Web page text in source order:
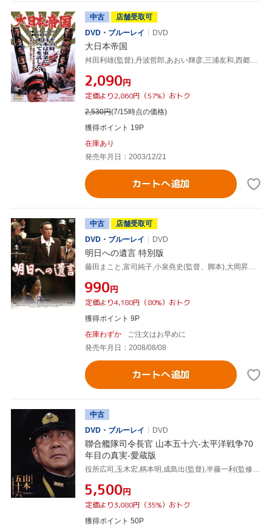
中古
店舗受取可
DVD・ブルーレイ
DVD
大日本帝国
舛田利雄(監督),丹波哲郎,あおい輝彦,三浦友和,西郷輝彦,篠田三郎,関根恵子,笠原和夫(脚本)
¥2,090円
定価より2,860円（57%）おトク
2,530円(7/15時点の価格)
獲得ポイント 19P
在庫あり
発売年月日：2003/12/21
カートへ追加
中古
店舗受取可
DVD・ブルーレイ
DVD
明日への遺言 特別版
藤田まこと,富司純子,小泉堯史(監督、脚本),大岡昇平(原作),加古隆(音楽)
¥990円
定価より4,180円（80%）おトク
獲得ポイント 9P
在庫わずか
ご注文はお早めに
発売年月日：2008/08/08
カートへ追加
中古
DVD・ブルーレイ
DVD
聯合艦隊司令長官 山本五十六-太平洋戦争70
年目の真実-愛蔵版
役所広司,玉木宏,柄本明,成島出(監督),半藤一利(監修、原作),岩代太郎(音楽)
¥5,500円
定価より3,080円（35%）おトク
獲得ポイント 50P